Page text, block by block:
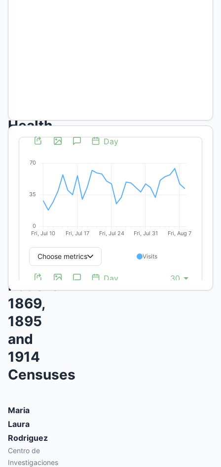
Health
occupations
Argentinean
territory:
Perspectives
from
the
National
1869,
1895
and
1914
Censuses
Maria
Laura
Rodriguez
Centro de
Investigaciones